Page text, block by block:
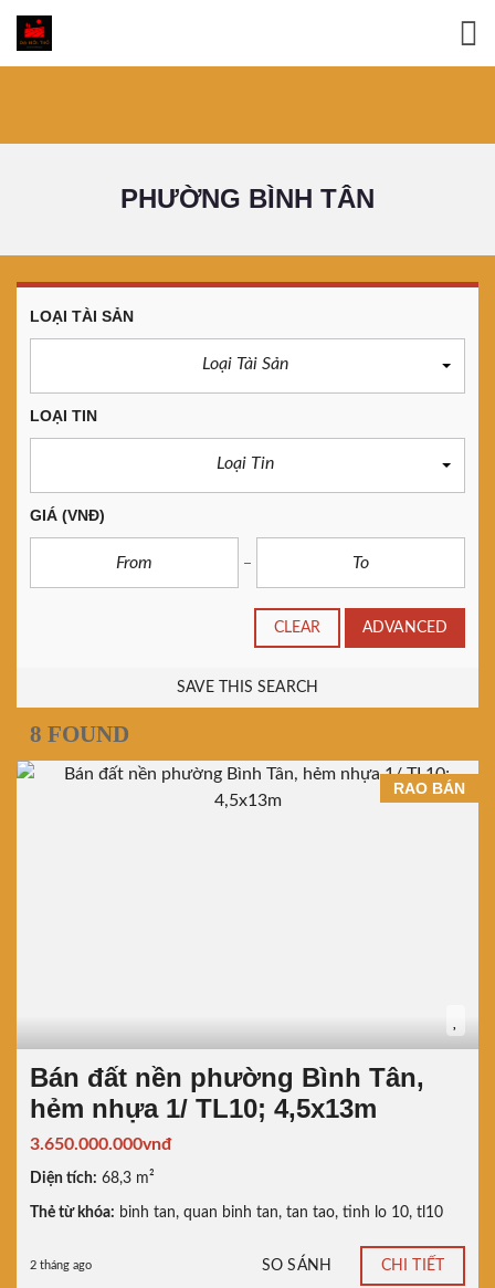
PHƯỜNG BÌNH TÂN
LOẠI TÀI SẢN
Loại Tài Sản
LOẠI TIN
Loại Tin
GIÁ (VNĐ)
CLEAR ADVANCED
SAVE THIS SEARCH
8 FOUND
RAO BÁN
Bán đất nền phường Bình Tân,
hẻm nhựa 1/ TL10; 4,5x13m
3.650.000.000vnđ
Diện tích: 68,3 m²
Thẻ từ khóa: binh tan, quan binh tan, tan tao, tinh lo 10, tl10
2 tháng ago SO SÁNH CHI TIẾT